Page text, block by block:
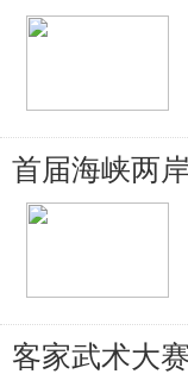
首届海峡两
客家武术大